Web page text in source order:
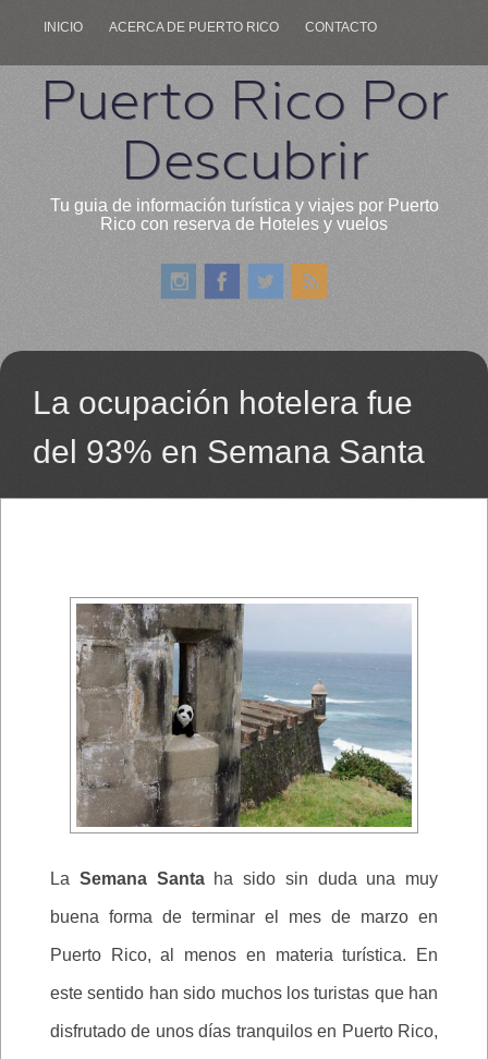
INICIO ACERCA DE PUERTO RICO CONTACTO
Puerto Rico Por
Descubrir
Tu guia de información turística y viajes por Puerto
Rico con reserva de Hoteles y vuelos
La ocupación hotelera fue
del 93% en Semana Santa
La Semana Santaha sido sin duda una muy
buena forma de terminar el mes de marzo en
Puerto Rico, al menos en materia turística. En
este sentido han sido muchos los turistas que han
disfrutado de unos días tranquilos en Puerto Rico,